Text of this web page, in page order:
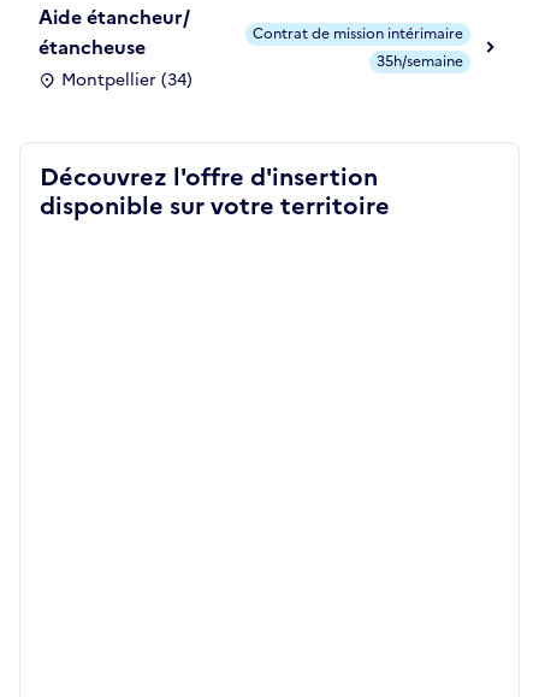
Aide étancheur/
étancheuse
Montpellier (34)
Contrat de mission intérimaire
35h/semaine
Découvrez l'offre d'insertion
disponible sur votre territoire